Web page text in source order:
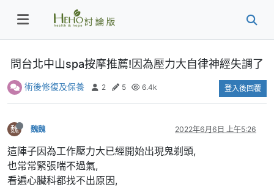
問台北中山spa按摩推薦!因為壓力大自律神經失調了
術後修復及保養 2 5 6.4k 登入後回覆
魏 魏魏 2022年6月6日 上午5:26
這陣子因為工作壓力大已經開始出現鬼剃頭,
也常常緊張喘不過氣,
看遍心臟科都找不出原因,